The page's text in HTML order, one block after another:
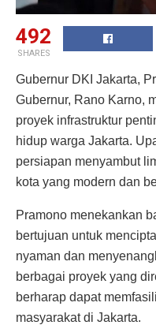
492
SHARES
Gubernur DKI Jakarta,
Gubernur, Rano Karno,
proyek infrastruktur
hidup warga Jakarta.
persiapan menyambut
kota yang modern dan
Pramono menekankan
bertujuan untuk
nyaman dan
berbagai proyek yang
berharap dapat
masyarakat di Jakarta.